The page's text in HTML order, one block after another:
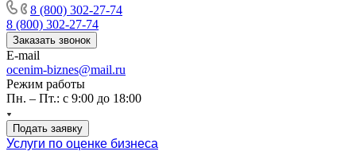
8 (800) 302-27-74
8 (800) 302-27-74
Заказать звонок
E-mail
ocenim-biznes@mail.ru
Режим работы
Пн. – Пт.: с 9:00 до 18:00
Подать заявку
Услуги по оценке бизнеса